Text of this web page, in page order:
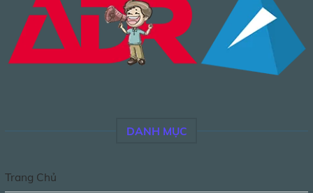
DANH MỤC
Trang Chủ